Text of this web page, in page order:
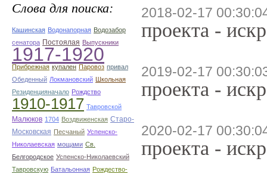
Слова для поиска:
Кашинская Водонапорная Водозабор
сенатора Постоялая Выпускники
1917-1920
Прибрежная купален Паровоз привал
Обеденный Локмановский Школьная
Резиденцияначало Рождство
1910-1917 Тавровской
Малюков 1704 Воздвиженская Старо-
Московская Песчаный Успенско-
Николаевская мощами Св.
Белгородское Успенско-Николаевский
Тавровскую Батальонная Рождество-
2018-02-17
проекта -
2019-02-17
проекта -
2020-02-17
проекта -